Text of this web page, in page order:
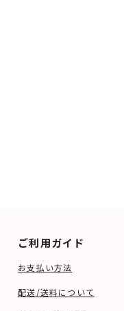
ご利用ガイド
お支払い方法
配送/送料について